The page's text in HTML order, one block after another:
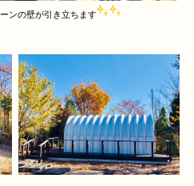
ンの壁が引き立ちます